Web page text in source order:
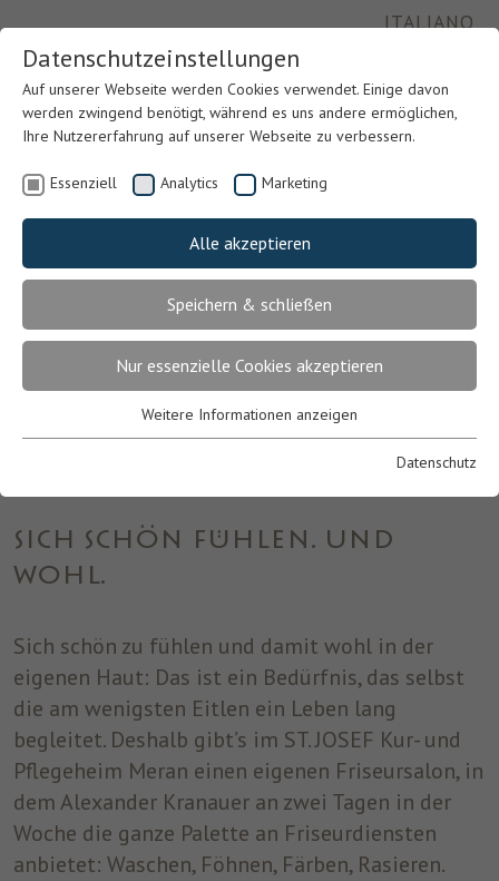
ITALIANO
Previous
SICH SCHÖN FÜHLEN. UND
WOHL.
Sich schön zu fühlen und damit wohl in der
eigenen Haut: Das ist ein Bedürfnis, das selbst
die am wenigsten Eitlen ein Leben lang
begleitet. Deshalb gibt’s im ST. JOSEF Kur- und
Pflegeheim Meran einen eigenen Friseursalon, in
dem Alexander Kranauer an zwei Tagen in der
Woche die ganze Palette an Friseurdiensten
anbietet: Waschen, Föhnen, Färben, Rasieren.
Datenschutzeinstellungen
Auf unserer Webseite werden Cookies verwendet. Einige davon
werden zwingend benötigt, während es uns andere ermöglichen,
Ihre Nutzererfahrung auf unserer Webseite zu verbessern.
Essenziell Analytics Marketing
Alle akzeptieren
Speichern & schließen
Nur essenzielle Cookies akzeptieren
Essenzielle Cookies werden für grundlegende Funktionen der
einwandfrei funktioniert.
Name cookie_optin
Laufzeit 1 Jahr
Zweck
Dieses Cookie wird verwendet, um Ihre
Cookie-Einstellungen für diese Website zu
speichern.
Cookie-Informationen anzeigen
Analytische Cookies helfen uns, unsere Website zu verbessern,
indem sie Informationen über ihre Nutzung sammeln und
melden.
Marketing
Benutzt um die Web-Navigation des Nutzers zu überwachen und
ein Profil seiner Gewohnheiten zu erstellen.
Name _fbp
Cookie-Informationen anzeigen
Weitere Informationen anzeigen
Datenschutz